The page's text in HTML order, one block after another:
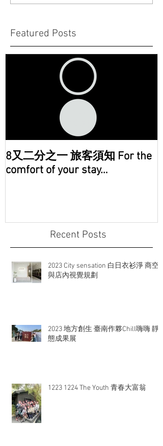
Featured Posts
8又二分之一 旅客須知 For the
comfort of your stay…
Recent Posts
2023 City sensation 白日衣衫淨 商空
與店內視覺規劃
2023 地方創生 臺南作夥Chill嗨嗨 靜
態成果展
1223 1224 The Youth 青春大富翁